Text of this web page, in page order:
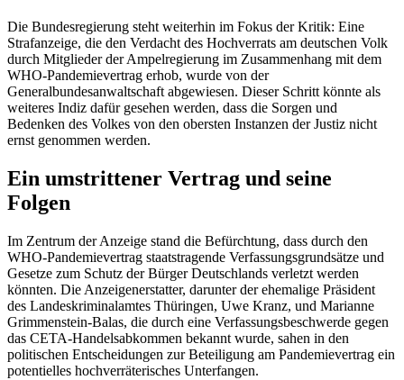
Die Bundesregierung steht weiterhin im Fokus der Kritik: Eine
Strafanzeige, die den Verdacht des Hochverrats am deutschen Volk
durch Mitglieder der Ampelregierung im Zusammenhang mit dem
WHO-Pandemievertrag erhob, wurde von der
Generalbundesanwaltschaft abgewiesen. Dieser Schritt könnte als
weiteres Indiz dafür gesehen werden, dass die Sorgen und
Bedenken des Volkes von den obersten Instanzen der Justiz nicht
ernst genommen werden.
Ein umstrittener Vertrag und seine
Folgen
Im Zentrum der Anzeige stand die Befürchtung, dass durch den
WHO-Pandemievertrag staatstragende Verfassungsgrundsätze und
Gesetze zum Schutz der Bürger Deutschlands verletzt werden
könnten. Die Anzeigenerstatter, darunter der ehemalige Präsident
des Landeskriminalamtes Thüringen, Uwe Kranz, und Marianne
Grimmenstein-Balas, die durch eine Verfassungsbeschwerde gegen
das CETA-Handelsabkommen bekannt wurde, sahen in den
politischen Entscheidungen zur Beteiligung am Pandemievertrag ein
potentielles hochverräterisches Unterfangen.